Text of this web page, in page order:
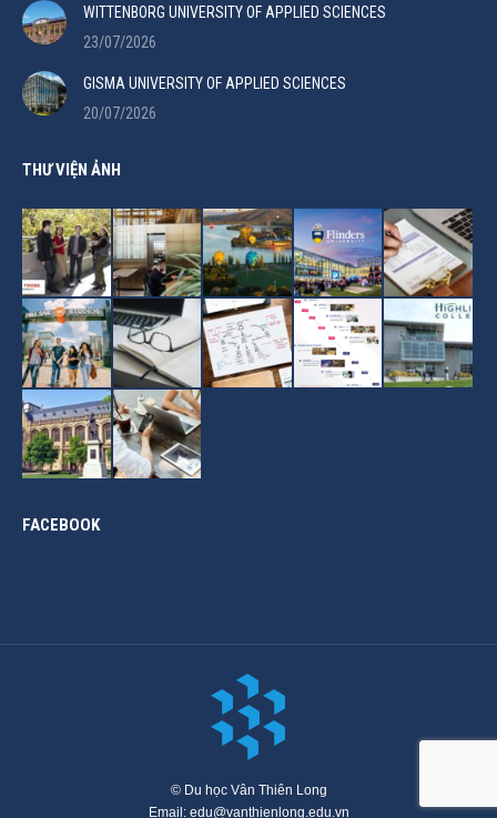
WITTENBORG UNIVERSITY OF APPLIED SCIENCES
23/07/2026
GISMA UNIVERSITY OF APPLIED SCIENCES
20/07/2026
THƯ VIỆN ẢNH
FACEBOOK
© Du học Vân Thiên Long
Email: edu@vanthienlong.edu.vn